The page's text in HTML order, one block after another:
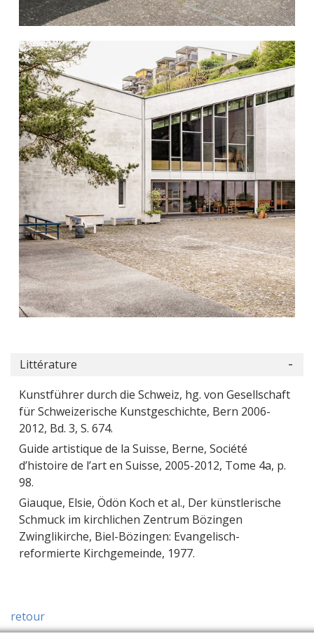
Littérature
Kunstführer durch die Schweiz, hg. von Gesellschaft
für Schweizerische Kunstgeschichte, Bern 2006-
2012, Bd. 3, S. 674.
Guide artistique de la Suisse, Berne, Société
d’histoire de l’art en Suisse, 2005-2012, Tome 4a, p.
98.
Giauque, Elsie, Ödön Koch et al., Der künstlerische
Schmuck im kirchlichen Zentrum Bözingen
Zwinglikirche, Biel-Bözingen: Evangelisch-
reformierte Kirchgemeinde, 1977.
retour